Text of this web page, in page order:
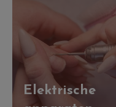
Elektrische